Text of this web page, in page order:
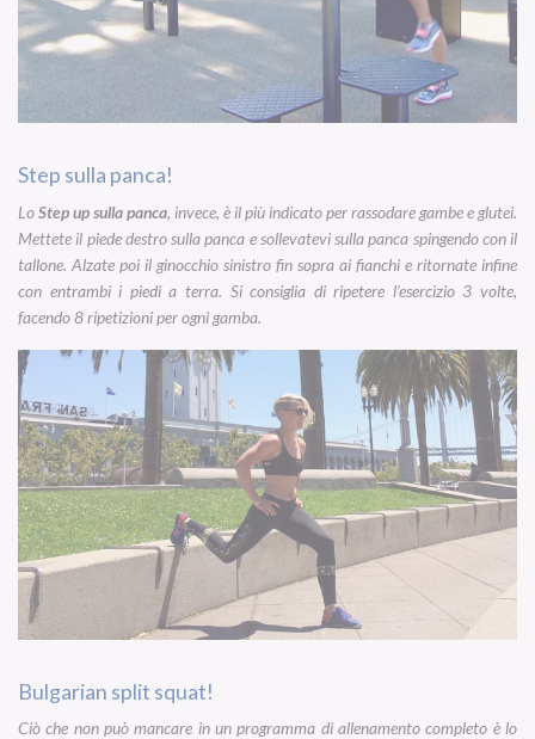
Step sulla panca!
LoStep up sulla panca, invece, è il più indicato per rassodare gambe e glutei.
Mettete il piede destro sulla panca e sollevatevi sulla panca spingendo con il
tallone. Alzate poi il ginocchio sinistro fin sopra ai fianchi e ritornate infine
con entrambi i piedi a terra. Si consiglia di ripetere l’esercizio 3 volte,
facendo 8 ripetizioni per ogni gamba.
Bulgarian split squat!
Ciò che non può mancare in un programma di allenamento completo è lo